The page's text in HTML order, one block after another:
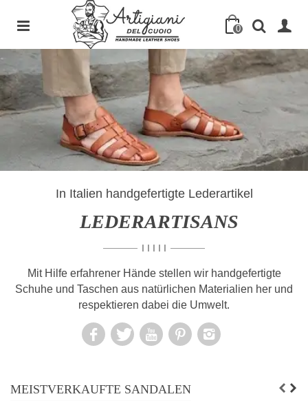
0
In Italien handgefertigte Lederartikel
LEDERARTISANS
I I I I I
Mit Hilfe erfahrener Hände stellen wir handgefertigte
Schuhe und Taschen aus natürlichen Materialien her und
respektieren dabei die Umwelt.
MEISTVERKAUFTE SANDALEN